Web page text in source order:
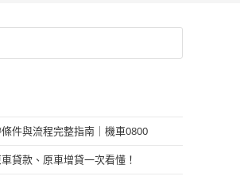
件與流程完整指南｜機車0800
貸款、原車增貸一次看懂！